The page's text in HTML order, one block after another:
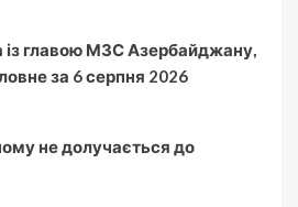
із главою МЗС Азербайджану,
за 6 серпня 2026
не долучається до